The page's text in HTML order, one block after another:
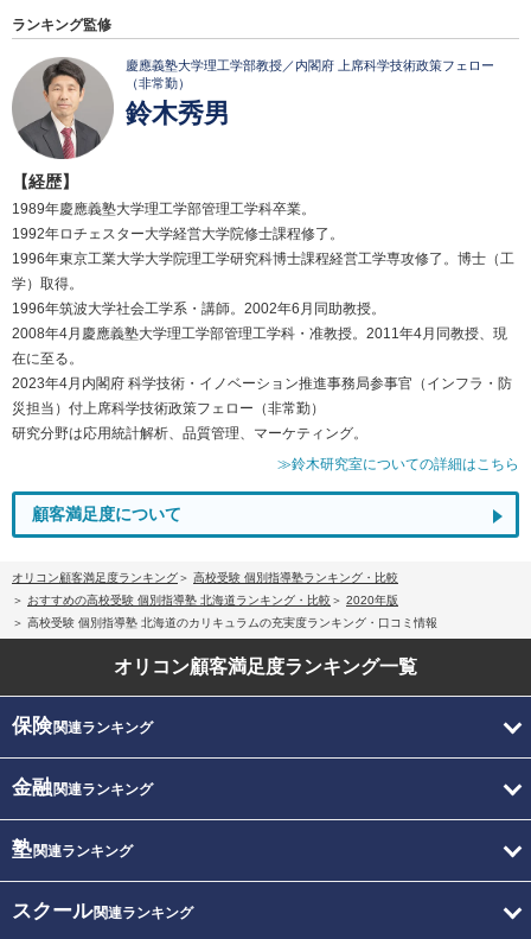
ランキング監修
慶應義塾大学理工学部教授／内閣府 上席科学技術政策フェロー
（非常勤）
鈴木秀男
【経歴】
1989年慶應義塾大学理工学部管理工学科卒業。
1992年ロチェスター大学経営大学院修士課程修了。
1996年東京工業大学大学院理工学研究科博士課程経営工学専攻修了。博士（工
学）取得。
1996年筑波大学社会工学系・講師。2002年6月同助教授。
2008年4月慶應義塾大学理工学部管理工学科・准教授。2011年4月同教授、現
在に至る。
2023年4月内閣府 科学技術・イノベーション推進事務局参事官（インフラ・防
災担当）付上席科学技術政策フェロー（非常勤）
研究分野は応用統計解析、品質管理、マーケティング。
≫鈴木研究室についての詳細はこちら
顧客満足度について
オリコン顧客満足度ランキング
高校受験 個別指導塾ランキング・比較
おすすめの高校受験 個別指導塾 北海道ランキング・比較
2020年版
高校受験 個別指導塾 北海道のカリキュラムの充実度ランキング・口コミ情報
オリコン顧客満足度ランキング一覧
保険関連ランキング
金融関連ランキング
塾関連ランキング
スクール関連ランキング